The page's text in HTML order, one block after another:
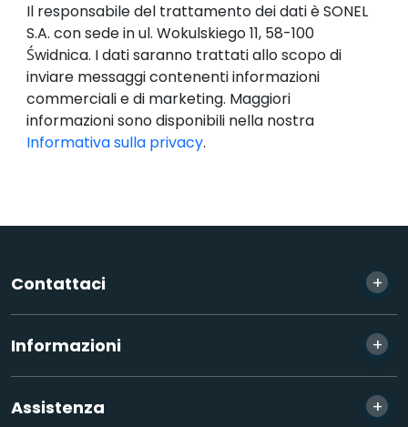
Il responsabile del trattamento dei dati è SONEL
S.A. con sede in ul. Wokulskiego 11, 58-100
Świdnica. I dati saranno trattati allo scopo di
inviare messaggi contenenti informazioni
commerciali e di marketing. Maggiori
informazioni sono disponibili nella nostra
Informativa sulla privacy.
Contattaci +
Informazioni +
Assistenza +